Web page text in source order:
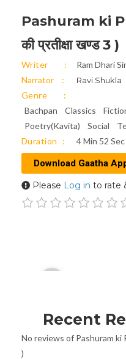
Pashuram ki
की प्रतीक्षा खण्ड 3 )
Writer
Ram Dhari
Narrator
Ravi Shukla
Genre
Bachpan
Classics
Poetry(Kavita)
Social
Duration
4 Min 52 Sec
Download Gaatha
Please Log in to rate
Player
Recent
No reviews of Pashuram ki
)